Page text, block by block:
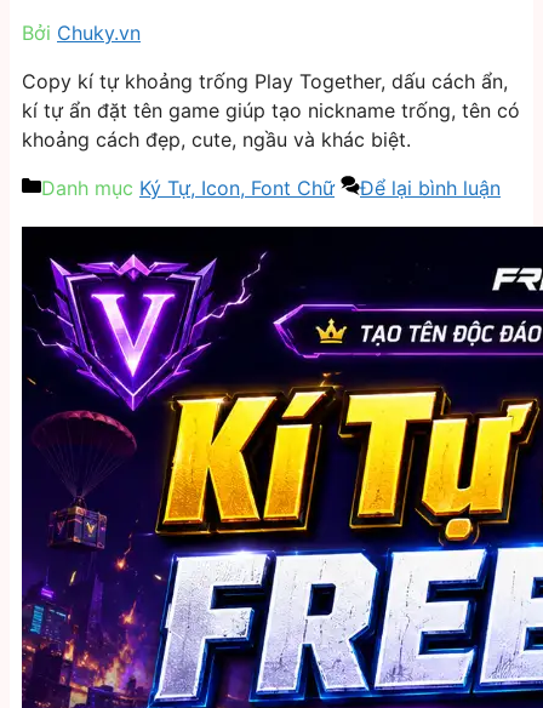
Bởi Chuky.vn
Copy kí tự khoảng trống Play Together, dấu cách ẩn,
kí tự ẩn đặt tên game giúp tạo nickname trống, tên có
khoảng cách đẹp, cute, ngầu và khác biệt.
Danh mục Ký Tự, Icon, Font Chữ Để lại bình luận